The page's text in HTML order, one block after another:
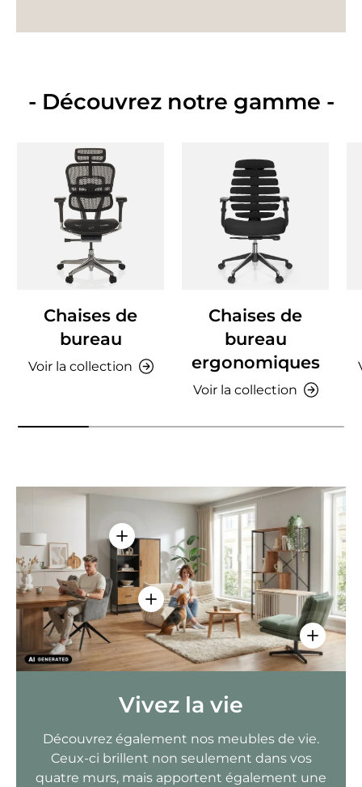
- Découvrez notre gamme -
Chaises de
bureau
Voir la collection
Chaises de
bureau
ergonomiques
Voir la collection
Voir les
Voir les détails - AMIO H - Armoire de
Voir les détails
Vivez la vie
Découvrez également nos meubles de vie.
Ceux-ci brillent non seulement dans vos
quatre murs, mais apportent également une